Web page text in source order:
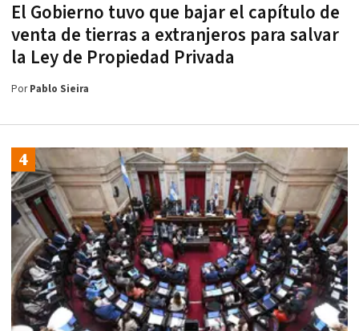
El Gobierno tuvo que bajar el capítulo de
venta de tierras a extranjeros para salvar
la Ley de Propiedad Privada
PorPablo Sieira